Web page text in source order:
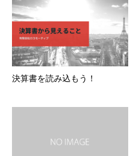
決算書を読み込もう！